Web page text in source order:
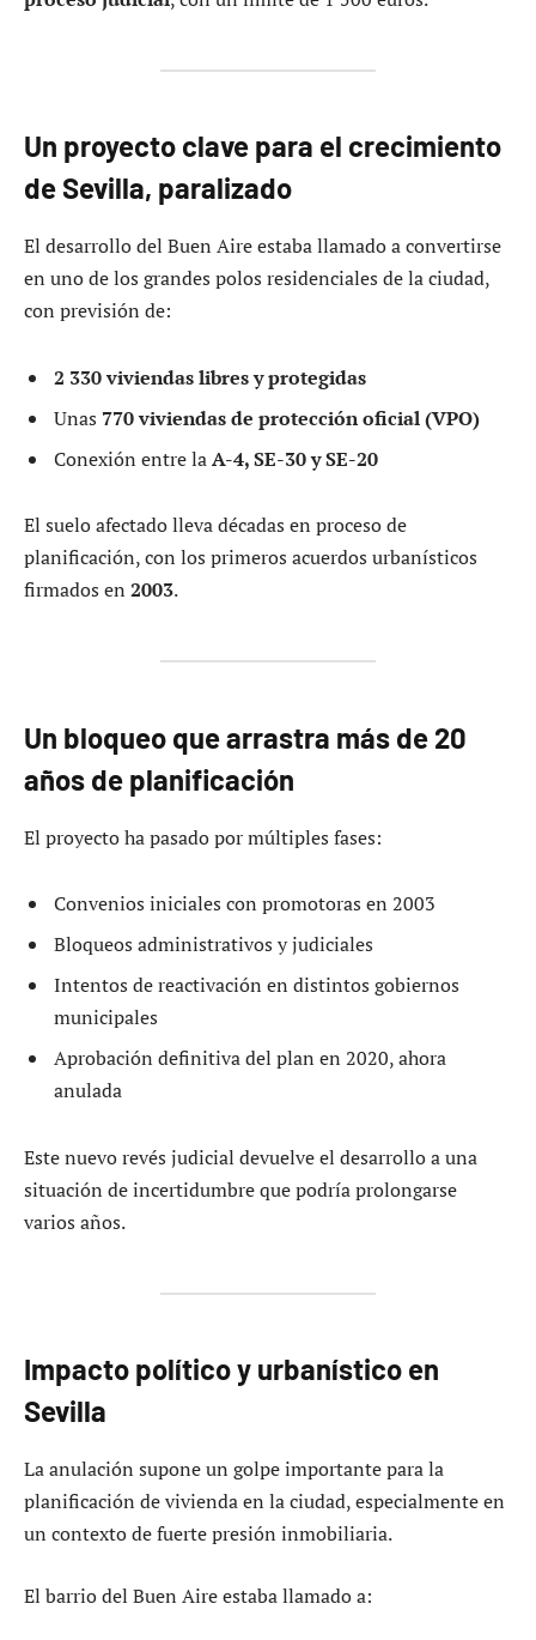
Un proyecto clave para el crecimiento
de Sevilla, paralizado
El desarrollo del Buen Aire estaba llamado a convertirse
en uno de los grandes polos residenciales de la ciudad,
con previsión de:
2 330 viviendas libres y protegidas
Unas 770 viviendas de protección oficial (VPO)
Conexión entre laA-4, SE-30 y SE-20
El suelo afectado lleva décadas en proceso de
planificación, con los primeros acuerdos urbanísticos
firmados en 2003.
Un bloqueo que arrastra más de 20
años de planificación
El proyecto ha pasado por múltiples fases:
Convenios iniciales con promotoras en 2003
Bloqueos administrativos y judiciales
Intentos de reactivación en distintos gobiernos
municipales
Aprobación definitiva del plan en 2020, ahora
anulada
Este nuevo revés judicial devuelve el desarrollo a una
situación de incertidumbre que podría prolongarse
varios años.
Impacto político y urbanístico en
Sevilla
La anulación supone un golpe importante para la
planificación de vivienda en la ciudad, especialmente en
un contexto de fuerte presión inmobiliaria.
El barrio del Buen Aire estaba llamado a: